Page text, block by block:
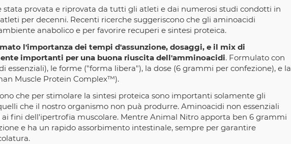
provata e riprovata da tutti gli atleti e dai numerosi studi condotti in
per decenni. Recenti ricerche suggeriscono che gli aminoacidi
anabolico e per favorire recuperi e sintesi proteica.
l'importanza dei tempi d'assunzione, dosaggi, e il mix di
importanti per una buona riuscita dell'amminoacidi. Formulato con
le forme ("forma libera"), la dose (6 grammi per confezione), e la
Muscle Protein Complex™).
che per stimolare la sintesi proteica sono importanti solamente gli
che il nostro organismo non puà produrre. Aminoacidi non essenziali
ai fini dell'ipertrofia muscolare. Mentre Animal Nitro apporta ben 6 grammi
e ha un rapido assorbimento intestinale, sempre per garantire